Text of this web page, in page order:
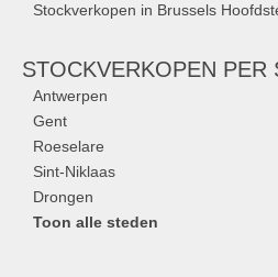
Stockverkopen in Brussels
STOCKVERKOPEN PER
Antwerpen
Gent
Roeselare
Sint-Niklaas
Drongen
Toon alle steden